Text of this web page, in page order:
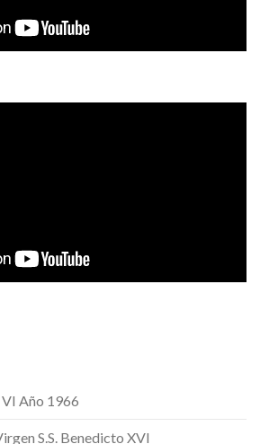
VI Año 1966
S.S. Benedicto XVI